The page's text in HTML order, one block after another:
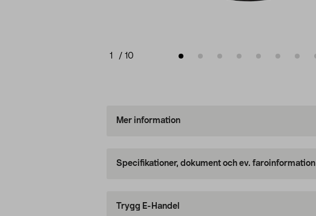
1 / 10
Mer information
Specifikationer, dokument och ev. faroinformation
Trygg E-Handel